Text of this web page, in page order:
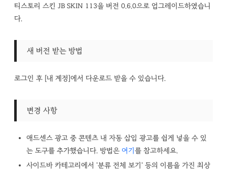
티스토리 스킨 JB SKIN 113을 버전 0.6.0으로 업그레이드하였습니
다.
새 버전 받는 방법
로그인 후 [내 계정]에서 다운로드 받을 수 있습니다.
변경 사항
애드센스 광고 중 콘텐츠 내 자동 삽입 광고를 쉽게 넣을 수 있
는 도구를 추가했습니다. 방법은 여기를 참고하세요.
사이드바 카테고리에서 '분류 전체 보기' 등의 이름을 가진 최상